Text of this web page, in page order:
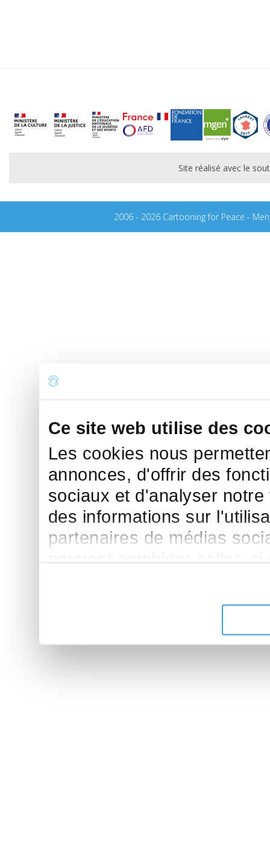
Ce site web utilise des
Les cookies nous
annonces, d'offrir des
sociaux et d'analyser
des informations sur
partenaires de médias
Site réalisé avec le
2006 - 2026 Cartooning for Peace -